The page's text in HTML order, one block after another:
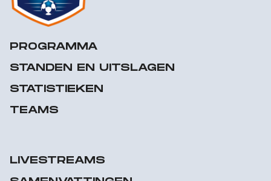
PROGRAMMA
STANDEN EN UITSLAGEN
STATISTIEKEN
TEAMS
LIVESTREAMS